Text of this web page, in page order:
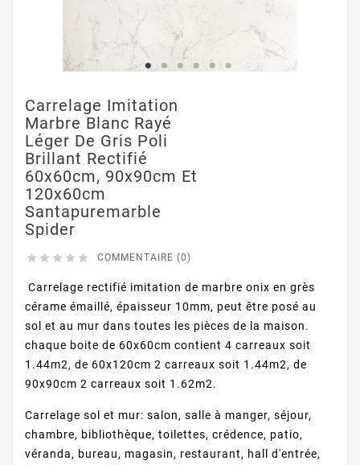
Carrelage Imitation
Marbre Blanc Rayé
Léger De Gris Poli
Brillant Rectifié
60x60cm, 90x90cm Et
120x60cm
Santapuremarble
Spider
     COMMENTAIRE (0)
Carrelage rectifié imitation de marbre onix en grès
cérame émaillé, épaisseur 10mm, peut être posé au
sol et au mur dans toutes les pièces de la maison.
chaque boite de 60x60cm contient 4 carreaux soit
1.44m2, de 60x120cm 2 carreaux soit 1.44m2, de
90x90cm 2 carreaux soit 1.62m2.
Carrelage sol et mur: salon, salle à manger, séjour,
chambre, bibliothèque, toilettes, crédence, patio,
véranda, bureau, magasin, restaurant, hall d'entrée,